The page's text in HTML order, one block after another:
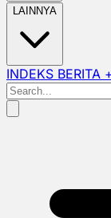
LAINNYA
INDEKS BERITA +